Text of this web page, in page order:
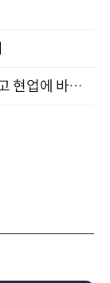
단 하루, 이론과 실습으로 하네스를 익히고 현업에 바로 쓰는 핸즈온 워크숍 (8/20)